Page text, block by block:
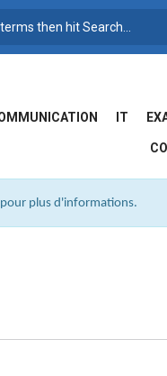
DE
IT
pour plus d'informations.